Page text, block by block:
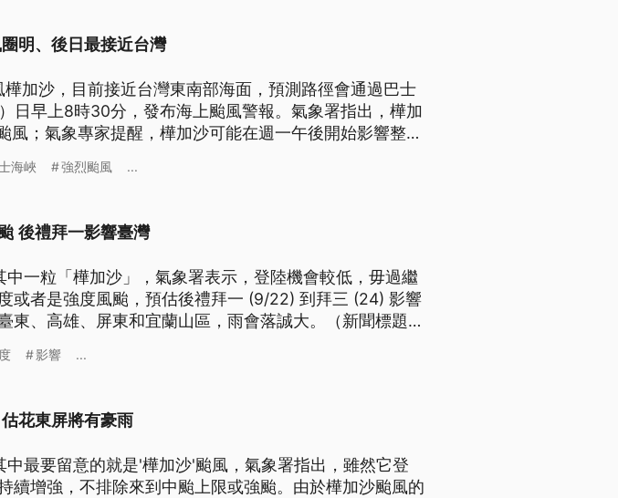
明、後日最接近台灣
加沙，目前接近台灣東南部海面，預測路徑會通過巴士
日早上8時30分，發布海上颱風警報。氣象署指出，樺加
風；氣象專家提醒，樺加沙可能在週一午後開始影響整個
海峽 強烈颱風 ...
後禮拜一影響臺灣
一粒「樺加沙」，氣象署表示，登陸機會較低，毋過繼
或者是強度風颱，預估後禮拜一 (9/22) 到拜三 (24) 影響
東、高雄、屏東和宜蘭山區，雨會落誠大。（新聞標題、
影響 ...
花東屏將有豪雨
中最要留意的就是'樺加沙'颱風，氣象署指出，雖然它登
續增強，不排除來到中颱上限或強颱。由於樺加沙颱風的